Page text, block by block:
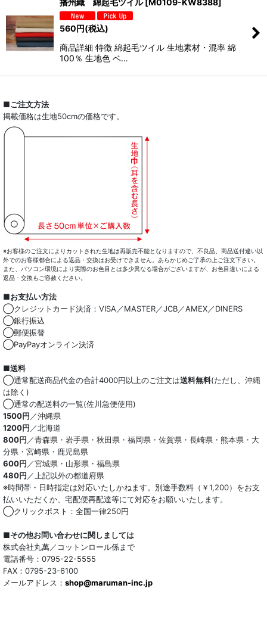
播州織 綿起毛ツイル [M0109-KW8388]
560円(税込)
商品詳細 特徴 綿起毛ツイル 生地素材・混率 綿
100％ 生地色 ベ…
■ご注文方法
掲載価格は生地50cmの価格です。
※お客様のご注文によりカットされた生地は再販売不能となりますので、不良品、商品送付違い以
外でのお客様都合による返品・交換はお受けできません。あらかじめご了承の上ご注文下さい。
また、パソコン環境により実際のお色目とは多少異なる場合がございますが、お色目違いによる
返品・交換もご容赦ください。
■お支払い方法
◯クレジットカード決済：VISA／MASTER／JCB／AMEX／DINERS
◯銀行振込
◯郵便振替
◯PayPayオンライン決済
■送料
◯通常配送商品代金の合計4000円以上のご注文は送料無料(ただし、沖縄
は除く)
◯通常の配送料の一覧(佐川急便使用)
1500円 ／沖縄県
1200円 ／北海道
800円 ／青森県・岩手県・秋田県・福岡県・佐賀県・長崎県・熊本県・大
分県・宮崎県・鹿児島県
600円 ／宮城県・山形県・福島県
480円 ／上記以外の都道府県
※時間帯・日時指定は対応いたしかねます。別途手数料（￥1,200）をお支
払いいただくか、宅配便再配達等にて対応をお願いいたします。
◯クリックポスト：全国一律250円
■その他お問い合わせに関しましては
株式会社丸萬／コットンロール係まで
電話番号：0795-22-5555
FAX：0795-23-6100
メールアドレス： shop@maruman-inc.jp